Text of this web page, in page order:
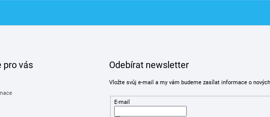
pro vás Odebírat newsletter
Vložte svůj e-mail a my vám budeme zasílat informace o
E-mail